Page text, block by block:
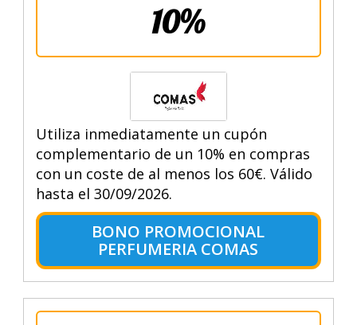
10%
Utiliza inmediatamente un cupón
complementario de un 10% en compras
con un coste de al menos los 60€. Válido
hasta el 30/09/2026.
BONO PROMOCIONAL
PERFUMERIA COMAS